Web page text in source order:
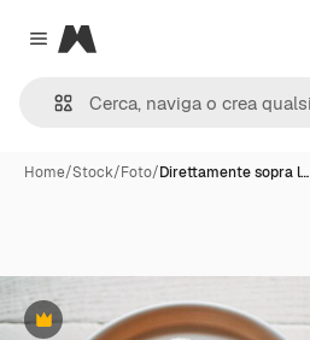
Close menu
Magnific
Home/Stock/Foto/Direttamente sopra l…
Premium